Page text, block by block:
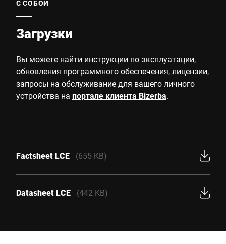
С СОБОЙ
Загрузки
Вы можете найти инструкции по эксплуатации,
обновления программного обеспечения, лицензии,
запросы на обслуживание для вашего личного
устройства на портале клиента Bizerba.
Factsheet LCE (655 KB)
Datasheet LCE (442 KB)